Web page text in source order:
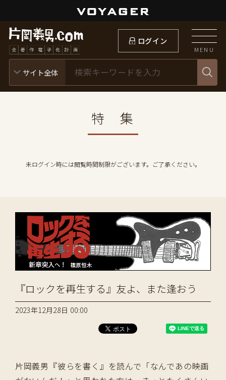
ログイン
MENU
特 集
未ログイン時には閲覧時間制限がございます。ご了承ください。
『ロックを再生する』友よ、また逢おう
2023年12月28日 00:00
片岡義男『彼らを書く』を読んで「なんであの映画